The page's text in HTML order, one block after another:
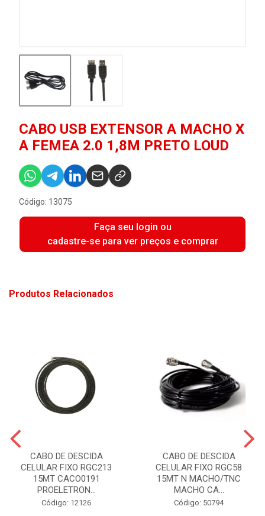
CABO USB EXTENSOR A MACHO X
A FEMEA 2.0 1,8M PRETO LOUD
Código: 13075
Faça seu login ou
cadastre-se para ver preços e comprar
Produtos Relacionados
CABO DE DESCIDA
CELULAR FIXO RGC213
15MT CACO0191
PROELETRON...
Código: 12126
CABO DE DESCIDA
CELULAR FIXO RGC58
15MT N MACHO/TNC
MACHO CA...
Código: 50794